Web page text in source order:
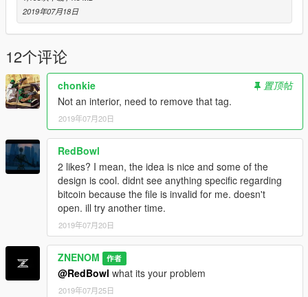
--- J'AI BESOIN DE TOI ---
En comentaire de la map lache un idee de map ou si tu veut je
peut faire des maps sur mesure TOTALEMENT
GRATUITMENT en echange d'une petite pub insta toi meme tu
sais
/ENGLISH/
INTRODUCTION
Heyy, like en comments this map, if you have 20 seconds.
INSTALLATION
ABSOLUTELY NEED (https://www.youtube.com/watch?
v=4HAVVn9ri5s)
sike just for have one view
1. You need menyoo (https://www.gta5-
mods.com/scripts/menyoo-pc-sp)
2019年07月18日
12个评论
chonkie
置顶帖
Not an interior, need to remove that tag.
2019年07月20日
RedBowl
2 likes? I mean, the idea is nice and some of the
design is cool. didnt see anything specific regarding
bitcoin because the file is invalid for me. doesn't
open. ill try another time.
2019年07月20日
ZNENOM 作者
@RedBowl what its your problem
2019年07月25日